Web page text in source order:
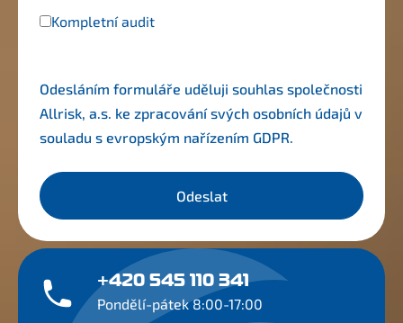
Kompletní audit
Odesláním formuláře uděluji souhlas společnosti
Allrisk, a.s. ke zpracování svých osobních údajů v
souladu s evropským nařízením GDPR.
Odeslat
+420 545 110 341
Pondělí-pátek 8:00-17:00